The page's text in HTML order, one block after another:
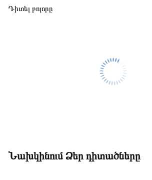
Դիտել բոլորը
Նախկինում Ձեր դիտածները